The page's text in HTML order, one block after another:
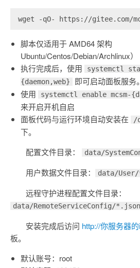
wget -qO- https://gitee.com/
脚本仅适用于 AMD64 架构
Ubuntu/Centos/Debian/Archlinux）
执行完成后，使用
systemctl
{daemon,web}
即可启动面板服务。
使用
systemctl enable mcsm-
来开启开机自启
面板代码与运行环境自动安装在
/
下。
配置文件目录：
data/
用户数据文件目录： data/
远程守护进程配置文件目录：
data/RemoteServiceConfig/*.json
安装完成后访问 http://你服务器
板。
默认账号：root